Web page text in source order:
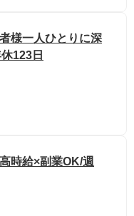
様一人ひとりに深
123日
時給×副業OK/週